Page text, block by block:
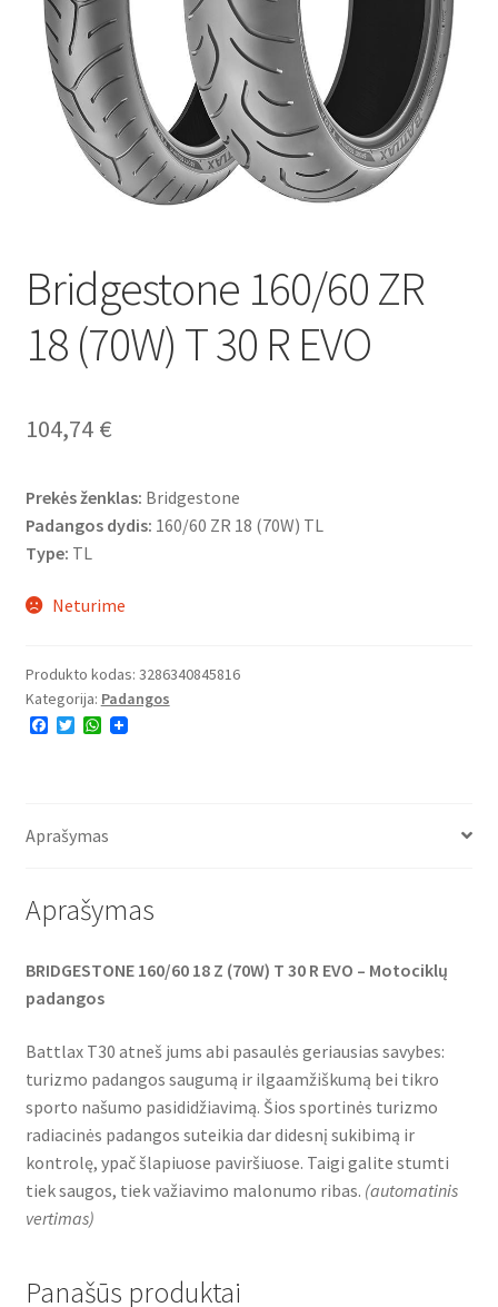
Bridgestone 160/60 ZR
18 (70W) T 30 R EVO
104,74 €
Prekės ženklas: Bridgestone
Padangos dydis: 160/60 ZR 18 (70W) TL
Type: TL
Neturime
Produkto kodas: 3286340845816
Kategorija: Padangos
F
o
T
r
W
p
Aprašymas
Aprašymas
BRIDGESTONE 160/60 18 Z (70W) T 30 R EVO – Motociklų
padangos
Battlax T30 atneš jums abi pasaulės geriausias savybes:
turizmo padangos saugumą ir ilgaamžiškumą bei tikro
sporto našumo pasididžiavimą. Šios sportinės turizmo
radiacinės padangos suteikia dar didesnį sukibimą ir
kontrolę, ypač šlapiuose paviršiuose. Taigi galite stumti
tiek saugos, tiek važiavimo malonumo ribas. (automatinis
vertimas)
Panašūs produktai